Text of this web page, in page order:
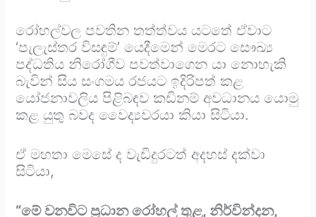
රෝහල්වල පවතින තත්ත්වය යටතේ ඒවාට
‘පැලැස්තර විසඳුම්’ යෙදීමෙන් මෙරට සෞඛ්‍ය
පද්ධතිය නිරෝගීව පවත්වාගෙන යා නොහැකි
බැවින් සිය සංගමය රජයට ඉදිරිපත් කළ
යෝජනාවලිය පිළිබඳව කඩිනම් අවධානය යොමු
කළ යුතු බවද වෛද්‍යවරයා කියා සිටියා.
ඒ මහතා මෙසේ ද වැඩිදුරටත් අදහස් දක්වා
සිටියා,
“මේ වනවිට ප්‍රධාන රෝහල් තුළ, නිර්වින්දන,